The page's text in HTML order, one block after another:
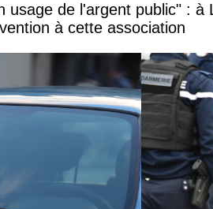
usage de l'argent public" : à
à cette association